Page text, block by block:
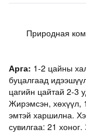
Природная
Арга: 1-2 цайны
буцалгаад
цагийн цайтай 2-3
Жирэмсэн, хөхүүл,
эмтэй харшилна.
сувилгаа: 21